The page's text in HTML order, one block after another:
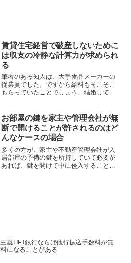
賃貸住宅経営で破産しないために
は収支の冷静な計算力が求められ
る
筆者のある知人は、大手食品メーカーの
従業員でした。ですから給料もそこそこ
もらっていたことでしょう。結婚して家
者金融に多額の借金を抱えていました。
原因はどこのあったのでし...
お部屋の鍵を家主や管理会社が無
断で開けることが許されるのはど
んなケースの場合
多くの方が、家主や不動産管理会社が入
居部屋の予備の鍵を所持していて必要が
あれば、鍵を開けて中に侵入することが
三菱UFJ銀行ならば他行振込手数料が無
料になることがある